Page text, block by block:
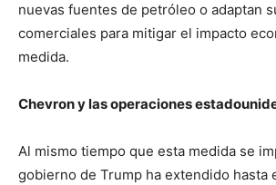
nuevas fuentes de petróleo o adaptan
comerciales para mitigar el impacto
medida.
Chevron y las operaciones
Al mismo tiempo que esta medida se
gobierno de Trump ha extendido hasta